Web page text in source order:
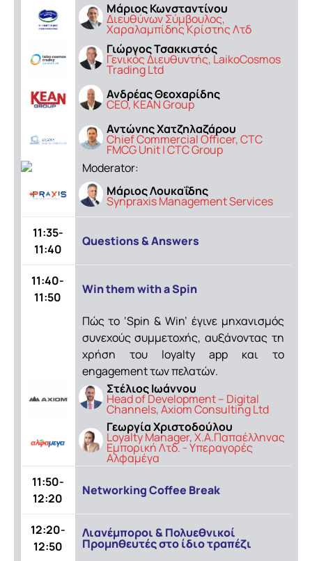
Μάριος Κωνσταντίνου
Διευθύνων Σύμβουλος,
Χαραλαμπίδης Κρίστης Λτδ
Γιώργος Τσακκιστός
Γενικός Διευθυντής, LaikoCosmos
Trading Ltd
Ανδρέας Θεοχαρίδης
CEO, KEAN Group
Αντώνης Χατζηλαζάρου
Chief Commercial Officer, CTC
FMCG Unit | CTC Group
Moderator:
Μάριος Λουκαΐδης
Synpraxis Management Services
11:35-
11:40
Questions & Answers
11:40-
11:50
Win them with a Spin
Πώς το ‘Spin & Win’ έγινε μηχανισμός
συνεχούς συμμετοχής, αυξάνοντας τη
χρήση του loyalty app και το
engagement των πελατών.
Στέλιος Ιωάννου
Head of Development – Digital
Channels, Axiom Consulting Ltd
Γεωργία Χριστοδούλου
Loyalty Manager, Χ.Α.Παπαέλληνας
Εμπορική Λτδ. - Υπεραγορές
Αλφαμέγα
11:50-
12:20
Networking Coffee Break
12:20-
12:50
Λιανέμποροι & Πολυεθνικοί
Προμηθευτές στο ίδιο τραπέζι